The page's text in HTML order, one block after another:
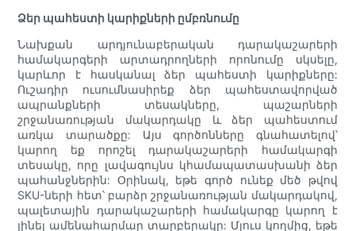
Ձեր պահեստի կարիքների ըմբռնումը
Նախքան արդյունաբերական դարակաշարերի
համակարգերի արտադրողների որոնումը սկսելը,
կարևոր է հասկանալ ձեր պահեստի կարիքները:
Ուշադիր ուսումնասիրեք ձեր պահեստավորված
ապրանքների տեսակները, պաշարների
շրջանառության մակարդակը և ձեր պահեստում
առկա տարածքը: Այս գործոնները գնահատելով՝
կարող եք որոշել դարակաշարերի համակարգի
տեսակը, որը լավագույնս կհամապատասխանի ձեր
պահանջներին: Օրինակ, եթե գործ ունեք մեծ թվով
SKU-ների հետ՝ բարձր շրջանառության մակարդակով,
պալետային դարակաշարերի համակարգը կարող է
լինել ամենահարմար տարբերակը: Մյուս կողմից, եթե